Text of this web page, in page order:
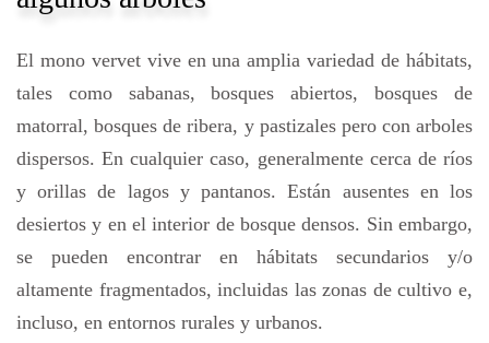
El mono vervet vive en una amplia variedad de hábitats,
tales como sabanas, bosques abiertos, bosques de
matorral, bosques de ribera, y pastizales pero con arboles
dispersos. En cualquier caso, generalmente cerca de ríos
y orillas de lagos y pantanos. Están ausentes en los
desiertos y en el interior de bosque densos. Sin embargo,
se pueden encontrar en hábitats secundarios y/o
altamente fragmentados, incluidas las zonas de cultivo e,
incluso, en entornos rurales y urbanos.